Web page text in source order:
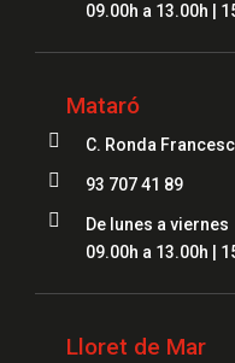
09.00h a 13.00h |
Mataró
 C. Ronda
 93 707 41 89

De lunes a viernes
09.00h a 13.00h |
Lloret de Mar